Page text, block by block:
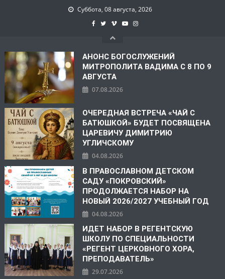
Суббота, 08 августа, 2026
АНОНС БОГОСЛУЖЕНИЙ
МИТРОПОЛИТА ВАДИМА С 8 ПО 9
АВГУСТА
07.08.2026
ОЧЕРЕДНАЯ ВСТРЕЧА «ЧАЙ С
БАТЮШКОЙ» БУДЕТ ПОСВЯЩЕНА
ЦАРЕВИЧУ ДИМИТРИЮ
УГЛИЧСКОМУ
04.08.2026
В ПРАВОСЛАВНОМ ДЕТСКОМ
САДУ «ПОКРОВСКИЙ»
ПРОДОЛЖАЕТСЯ НАБОР НА
НОВЫЙ 2026/2027 УЧЕБНЫЙ ГОД
04.08.2026
ИДЕТ НАБОР В РЕГЕНТСКУЮ
ШКОЛУ ПО СПЕЦИАЛЬНОСТИ
«РЕГЕНТ ЦЕРКОВНОГО ХОРА,
ПРЕПОДАВАТЕЛЬ»
29.07.2026